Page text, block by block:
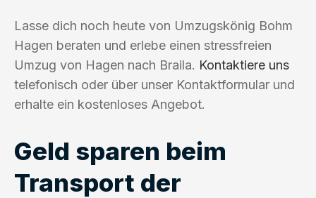
Lasse dich noch heute von Umzugskönig Bohm
Hagen beraten und erlebe einen stressfreien
Umzug von Hagen nach Braila. Kontaktiere uns
telefonisch oder über unser Kontaktformular und
erhalte ein kostenloses Angebot.
Geld sparen beim
Transport der